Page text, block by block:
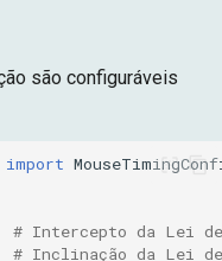
são configuráveis
import
# Intercepto da Lei
# Inclinação da Lei